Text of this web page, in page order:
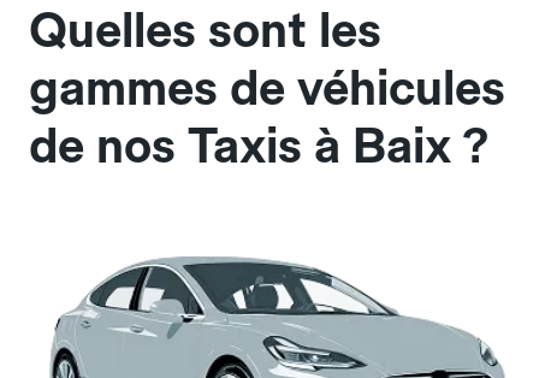
Quelles sont les
gammes de véhicules
de nos Taxis à Baix ?